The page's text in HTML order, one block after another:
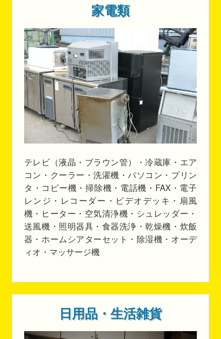
家電類
テレビ（液晶・ブラウン管）・冷蔵庫・エア
コン・クーラー・洗濯機・パソコン・プリン
タ・コピー機・掃除機・電話機・FAX・電子
レンジ・レコーダー・ビデオデッキ・扇風
機・ヒーター・空気清浄機・シュレッダー・
送風機・照明器具・食器洗浄・乾燥機・炊飯
器・ホームシアターセット・除湿機・オーデ
ィオ・マッサージ機
日用品・生活雑貨